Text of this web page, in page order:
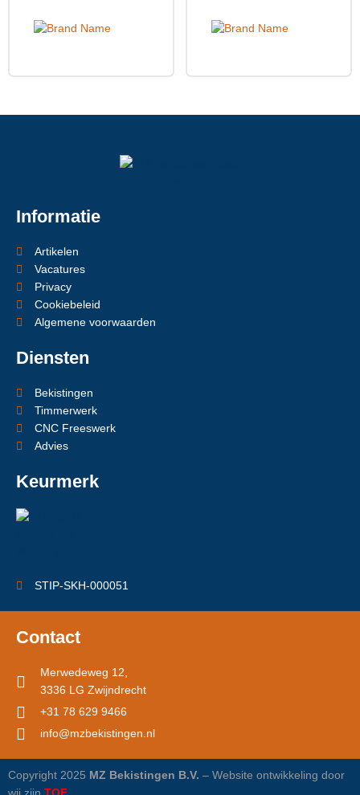
Informatie
Artikelen
Vacatures
Privacy
Cookiebeleid
Algemene voorwaarden
Diensten
Bekistingen
Timmerwerk
CNC Freeswerk
Advies
Keurmerk
STIP-SKH-000051
Contact
Merwedeweg 12,
3336 LG Zwijndrecht
+31 78 629 9466
info@mzbekistingen.nl
Copyright 2025 MZ Bekistingen B.V. – Website ontwikkeling door